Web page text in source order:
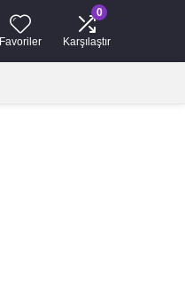
Favoriler
0
Karşılaştır